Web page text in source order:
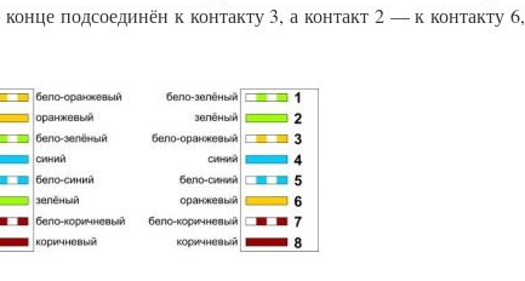
подсоединён к контакту 3, а контакт 2 — к контакту 6,